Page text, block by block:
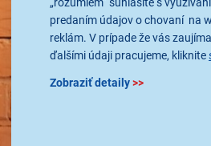
predaním údajov o chovaní na
reklám. V prípade že vás
ďalšími údaji pracujeme, kliknite
Zobraziť detaily>>